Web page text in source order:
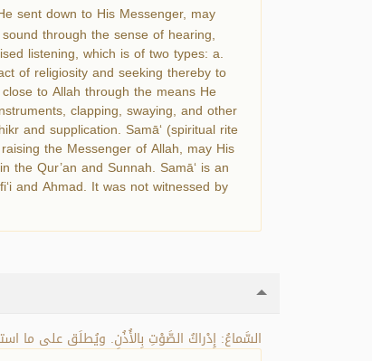
sent down to His Messenger, may
through the sense of hearing,
listening, which is of two types: a.
of religiosity and seeking thereby to
to Allah through the means He
clapping, swaying, and other
and supplication. Samā‘ (spiritual rite
the Messenger of Allah, may His
Qur’an and Sunnah. Samā‘ is an
and Ahmad. It was not witnessed by
السَّماعُ: إِدْراكُ الصَّوْتِ بِالأُذُنِ. ويُطلَق على ما